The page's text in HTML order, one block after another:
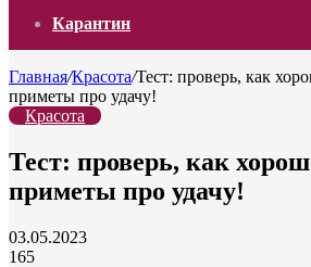
Карантин
Главная/Красота/Тест: проверь, как
приметы про удачу!
Красота
Тест: проверь, как
приметы про удачу!
03.05.2023
165